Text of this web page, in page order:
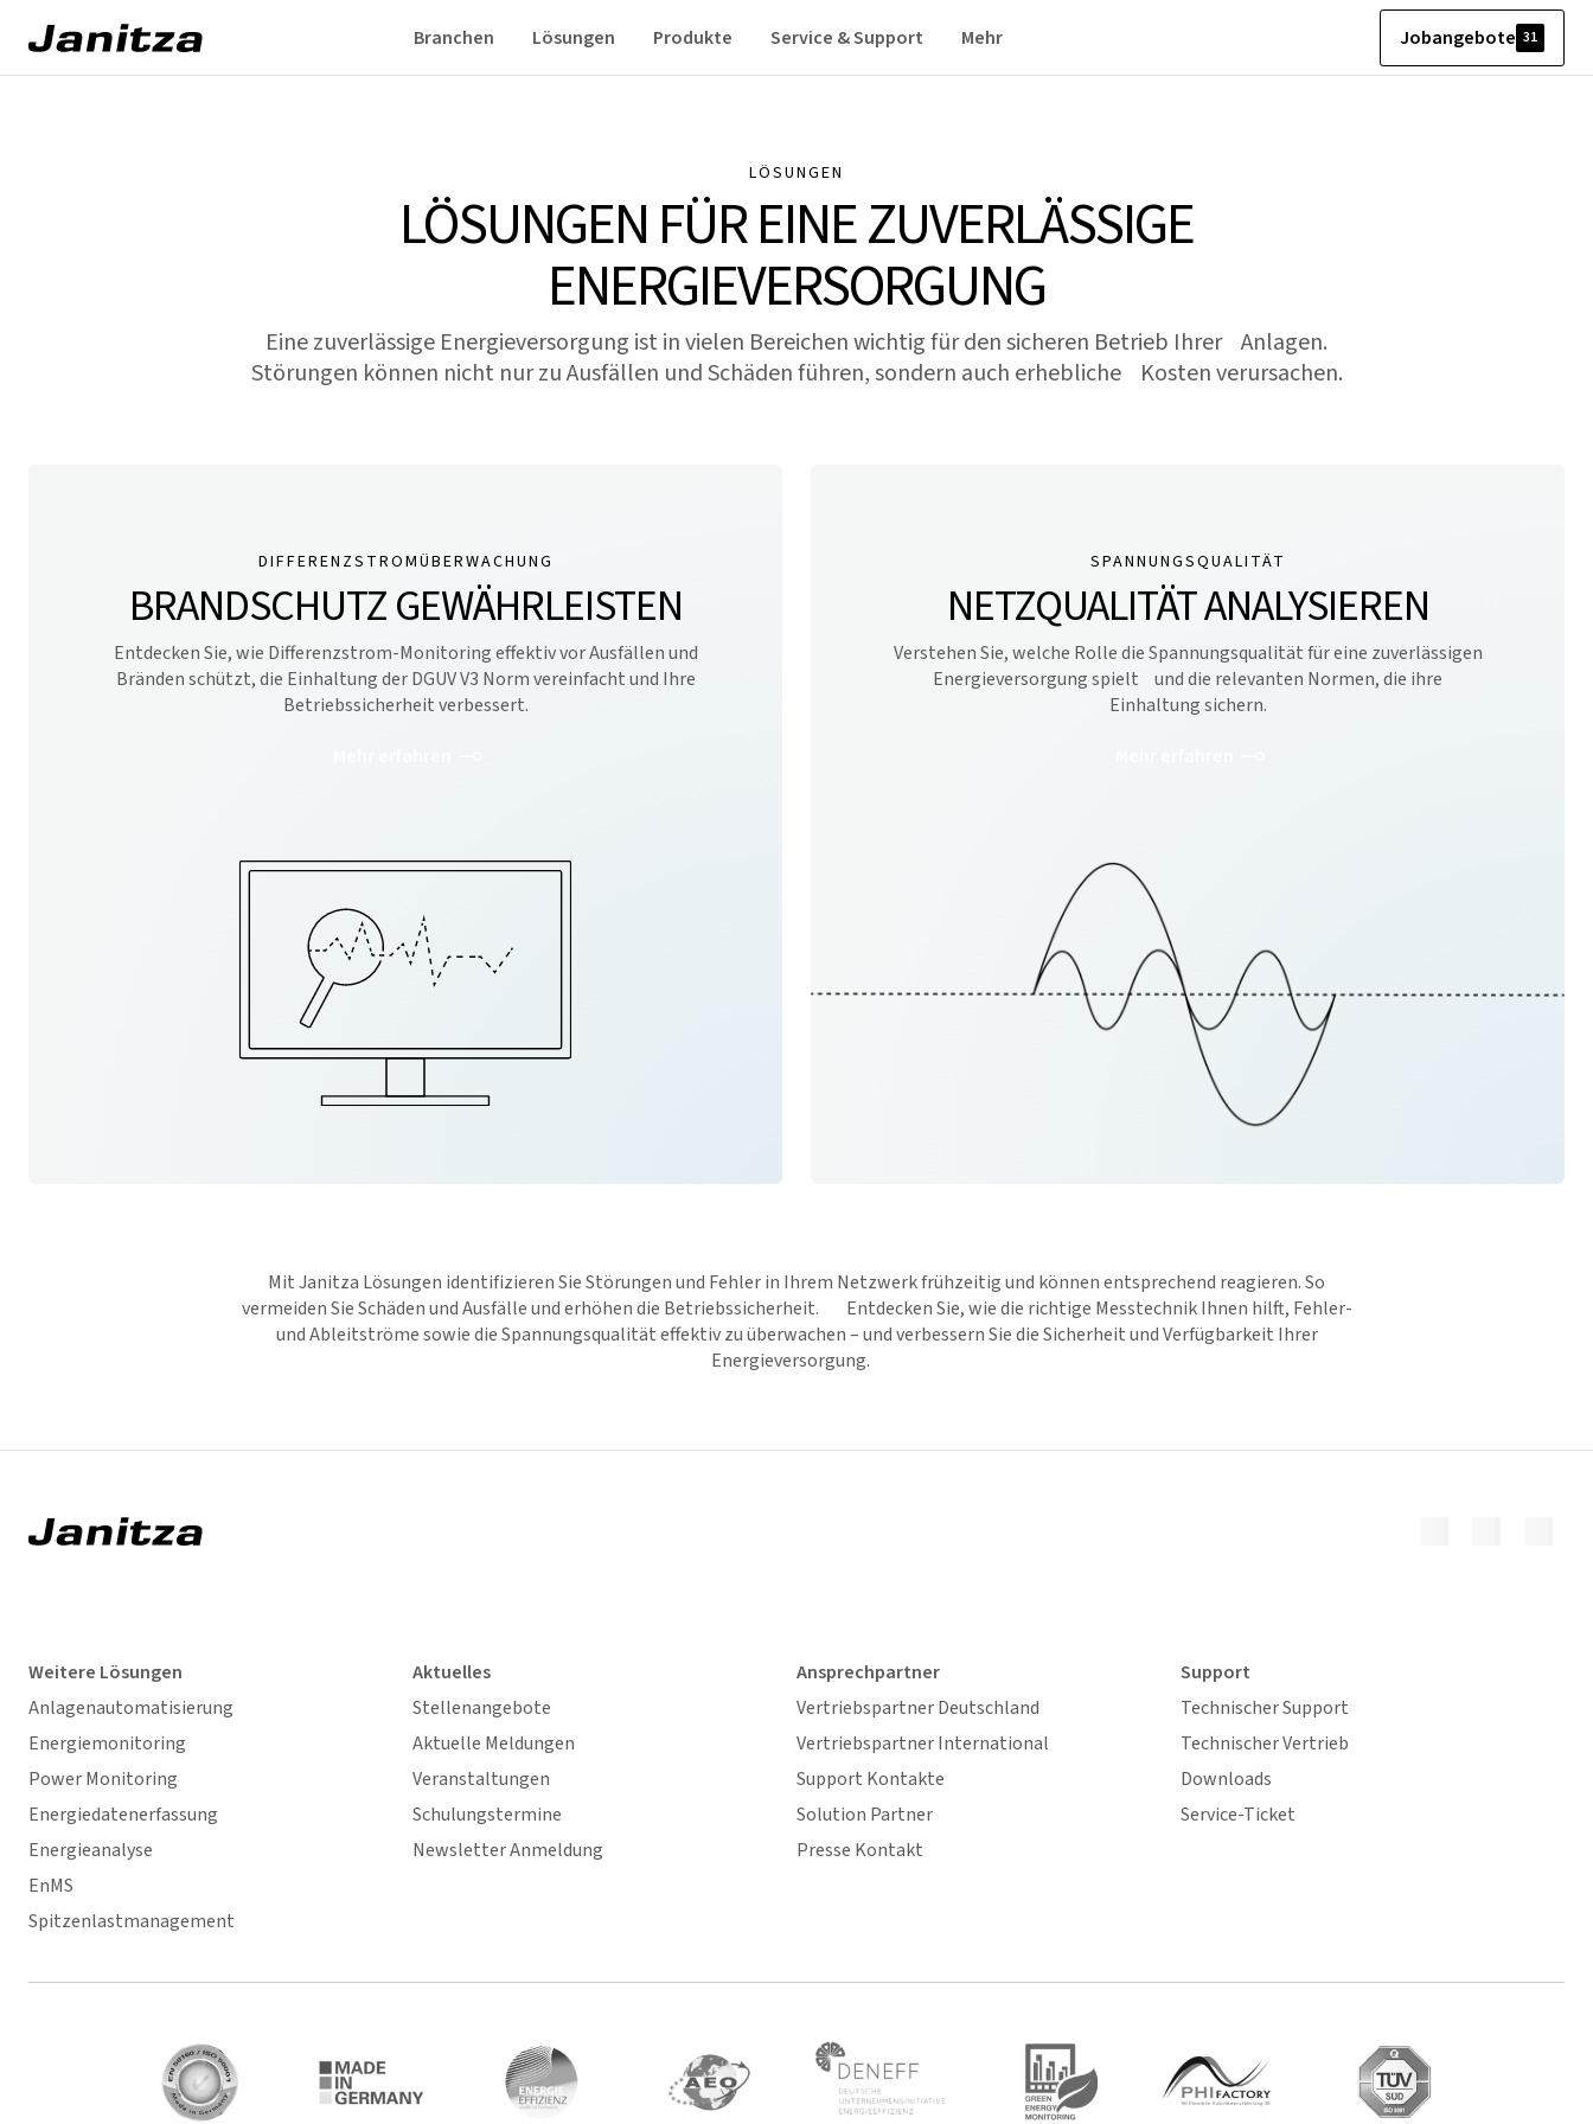
Branchen Lösungen Produkte Service & Support Mehr Jobangebote 31
LÖSUNGEN
LÖSUNGEN FÜR EINE ZUVERLÄSSIGE
ENERGIEVERSORGUNG
Eine zuverlässige Energieversorgung ist in vielen Bereichen wichtig für den sicheren Betrieb Ihrer Anlagen.
Störungen können nicht nur zu Ausfällen und Schäden führen, sondern auch erhebliche Kosten verursachen.
DIFFERENZSTROMÜBERWACHUNG
BRANDSCHUTZ GEWÄHRLEISTEN
Entdecken Sie, wie Differenzstrom-Monitoring effektiv vor Ausfällen und
Bränden schützt, die Einhaltung der DGUV V3 Norm vereinfacht und Ihre
Betriebssicherheit verbessert.
SPANNUNGSQUALITÄT
NETZQUALITÄT ANALYSIEREN
Verstehen Sie, welche Rolle die Spannungsqualität für eine zuverlässigen
Energieversorgung spielt und die relevanten Normen, die ihre
Einhaltung sichern.
Mit Janitza Lösungen identifizieren Sie Störungen und Fehler in Ihrem Netzwerk frühzeitig und können entsprechend reagieren. So
vermeiden Sie Schäden und Ausfälle und erhöhen die Betriebssicherheit. Entdecken Sie, wie die richtige Messtechnik Ihnen hilft, Fehler-
und Ableitströme sowie die Spannungsqualität effektiv zu überwachen – und verbessern Sie die Sicherheit und Verfügbarkeit Ihrer
Energieversorgung.
Weitere Lösungen
Anlagenautomatisierung
Energiemonitoring
Power Monitoring
Energiedatenerfassung
Energieanalyse
EnMS
Spitzenlastmanagement
Aktuelles
Stellenangebote
Aktuelle Meldungen
Veranstaltungen
Schulungstermine
Newsletter Anmeldung
Ansprechpartner
Vertriebspartner Deutschland
Vertriebspartner International
Support Kontakte
Solution Partner
Presse Kontakt
Support
Technischer Support
Technischer Vertrieb
Downloads
Service-Ticket